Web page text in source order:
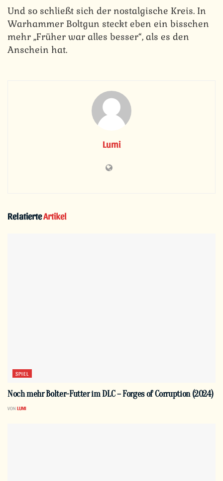
Und so schließt sich der nostalgische Kreis. In
Warhammer Boltgun steckt eben ein bisschen
mehr „Früher war alles besser“, als es den
Anschein hat.
Lumi
RelatierteArtikel
SPIEL
Noch mehr Bolter-Futter im DLC – Forges of Corruption (2024)
VON LUMI